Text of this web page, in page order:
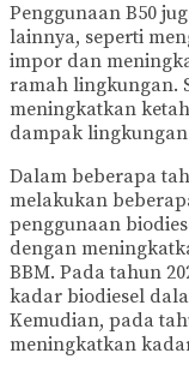
Penggunaan B50
lainnya, seperti
impor dan
ramah lingkungan.
meningkatkan
dampak
Dalam beberapa
melakukan
penggunaan
dengan
BBM. Pada tahun
kadar biodiesel
Kemudian, pada
meningkatkan